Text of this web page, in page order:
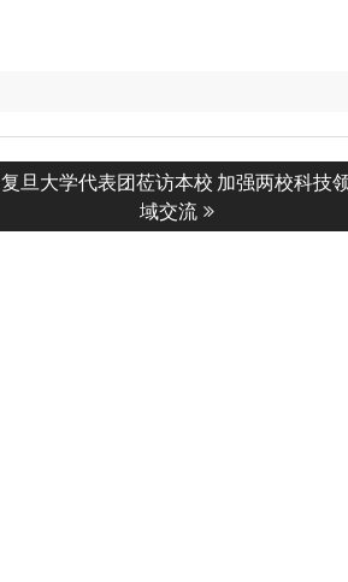
Next
复旦大学代表团莅访本校 加强两校科技
域交流